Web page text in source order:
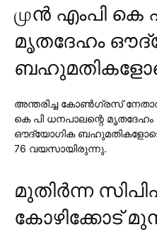
முന്‍ എംപി കെ
മൃതദേഹം
അന്തരിച്ച കോണ്‍ഗ്രസ്
കെ പി ധനപാലന്റെ
ഔദ്യോഗിക
76 വയസായിരുന്നു.
മുതിര്‍ന്ന
കോഴിക്കോട്